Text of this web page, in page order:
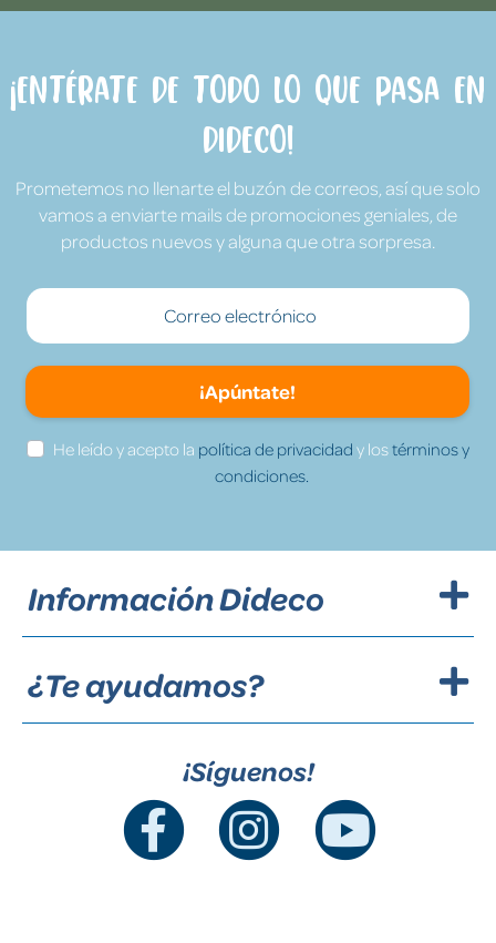
¡Entérate de todo lo que pasa en
Dideco!
Prometemos no llenarte el buzón de correos, así que solo
vamos a enviarte mails de promociones geniales, de
productos nuevos y alguna que otra sorpresa.
¡Apúntate!
He leído y acepto la política de privacidad y lostérminos y
condiciones.
Información Dideco
¿Te ayudamos?
¡Síguenos!